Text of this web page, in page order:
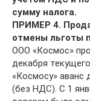
сумму налога.
ПРИМЕР 4.
отмены льготы
ООО «Космос»
декабря
«Космосу» аванс
(без НДС). С 1